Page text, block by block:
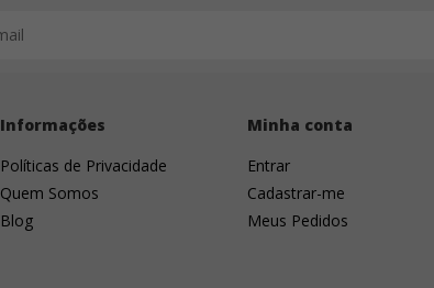
Informações
Políticas de Privacidade
Quem Somos
Blog
Minha conta
Entrar
Cadastrar-me
Meus Pedidos